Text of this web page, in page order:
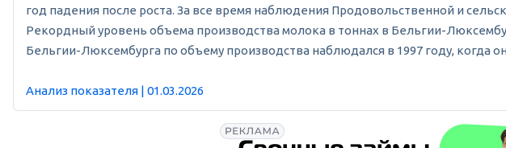
год падения после роста. За все время наблюдения Продовольственной и
Рекордный уровень объема производства молока в тоннах в Бельгии-
Бельгии-Люксембурга по объему производства наблюдался в 1997 году, когда
Анализ показателя | 01.03.2026